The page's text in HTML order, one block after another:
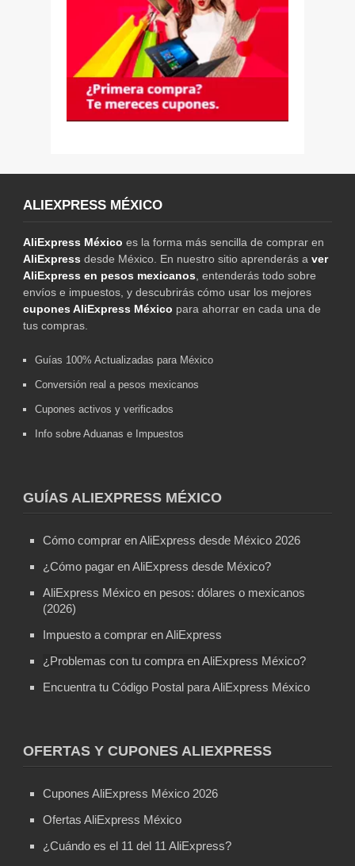
ALIEXPRESS MÉXICO
AliExpress México es la forma más sencilla de comprar en
AliExpress desde México. En nuestro sitio aprenderás a ver
AliExpress en pesos mexicanos , entenderás todo sobre
envíos e impuestos, y descubrirás cómo usar los mejores
cupones AliExpress México para ahorrar en cada una de
tus compras.
Guías 100% Actualizadas para México
Conversión real a pesos mexicanos
Cupones activos y verificados
Info sobre Aduanas e Impuestos
GUÍAS ALIEXPRESS MÉXICO
Cómo comprar en AliExpress desde México 2026
¿Cómo pagar en AliExpress desde México?
AliExpress México en pesos: dólares o mexicanos
(2026)
Impuesto a comprar en AliExpress
¿Problemas con tu compra en AliExpress México?
Encuentra tu Código Postal para AliExpress México
OFERTAS Y CUPONES ALIEXPRESS
Cupones AliExpress México 2026
Ofertas AliExpress México
¿Cuándo es el 11 del 11 AliExpress?